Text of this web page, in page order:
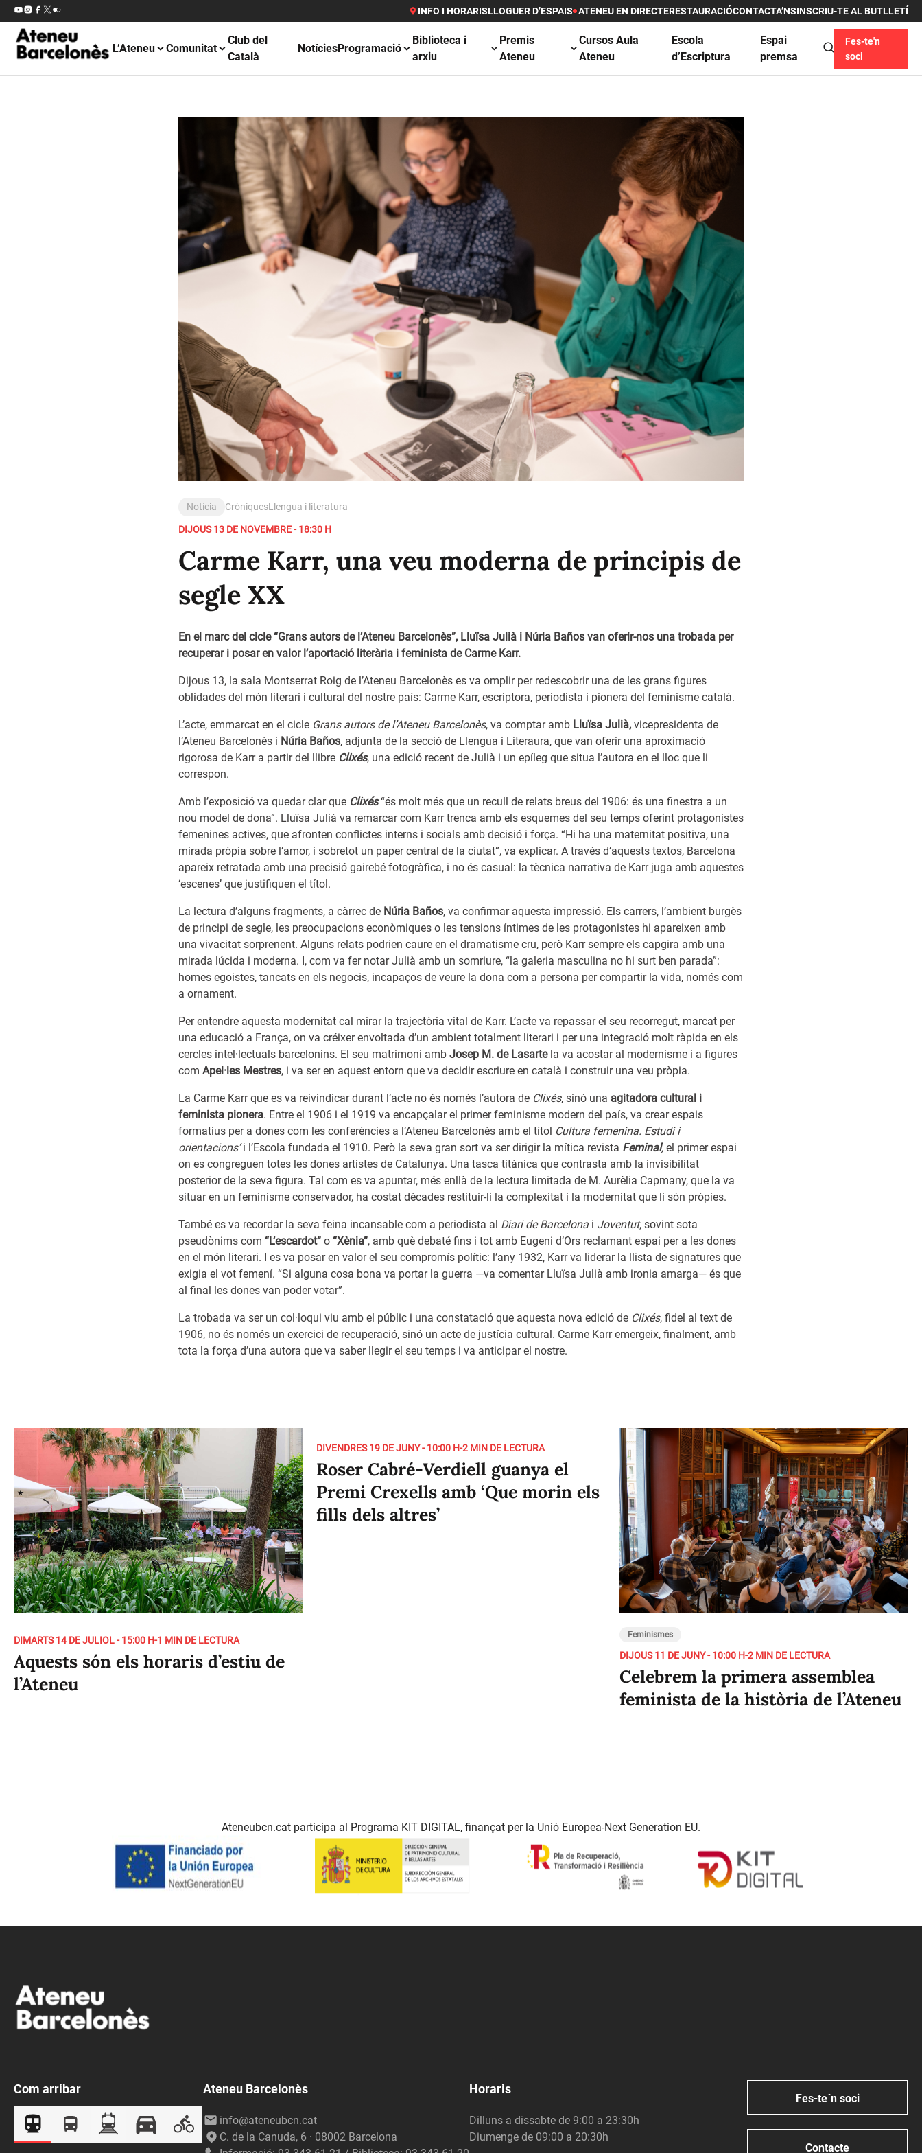
INFO I HORARISLLOGUER D’ESPAIS ATENEU EN DIRECTERESTAURACIÓCONTACTA’NSINSCRIU-TE AL BUTLLETÍ
L’Ateneu Comunitat
Club del
Català
NotíciesProgramació
Biblioteca i
arxiu
Premis
Ateneu
Cursos Aula
Ateneu
Escola
d’Escriptura
Espai
premsa
Fes-te'n
soci
Notícia CròniquesLlengua i literatura
DIJOUS 13 DE NOVEMBRE - 18:30 H
Carme Karr, una veu moderna de principis de
segle XX
En el marc del cicle “Grans autors de l’Ateneu Barcelonès”, Lluïsa Julià i Núria Baños van oferir-nos una trobada per
recuperar i posar en valor l’aportació literària i feminista de Carme Karr.
Dijous 13, la sala Montserrat Roig de l’Ateneu Barcelonès es va omplir per redescobrir una de les grans figures
oblidades del món literari i cultural del nostre país: Carme Karr, escriptora, periodista i pionera del feminisme català.
L’acte, emmarcat en el cicle Grans autors de l’Ateneu Barcelonès, va comptar amb Lluïsa Julià, vicepresidenta de
l’Ateneu Barcelonès i Núria Baños, adjunta de la secció de Llengua i Literaura, que van oferir una aproximació
rigorosa de Karr a partir del llibre Clixés, una edició recent de Julià i un epíleg que situa l’autora en el lloc que li
correspon.
Amb l’exposició va quedar clar que Clixés“és molt més que un recull de relats breus del 1906: és una finestra a un
nou model de dona”. Lluïsa Julià va remarcar com Karr trenca amb els esquemes del seu temps oferint protagonistes
femenines actives, que afronten conflictes interns i socials amb decisió i força. “Hi ha una maternitat positiva, una
mirada pròpia sobre l’amor, i sobretot un paper central de la ciutat”, va explicar. A través d’aquests textos, Barcelona
apareix retratada amb una precisió gairebé fotogràfica, i no és casual: la tècnica narrativa de Karr juga amb aquestes
‘escenes’ que justifiquen el títol.
La lectura d’alguns fragments, a càrrec de Núria Baños, va confirmar aquesta impressió. Els carrers, l’ambient burgès
de principi de segle, les preocupacions econòmiques o les tensions íntimes de les protagonistes hi apareixen amb
una vivacitat sorprenent. Alguns relats podrien caure en el dramatisme cru, però Karr sempre els capgira amb una
mirada lúcida i moderna. I, com va fer notar Julià amb un somriure, “la galeria masculina no hi surt ben parada”:
homes egoistes, tancats en els negocis, incapaços de veure la dona com a persona per compartir la vida, només com
a ornament.
Per entendre aquesta modernitat cal mirar la trajectòria vital de Karr. L’acte va repassar el seu recorregut, marcat per
una educació a França, on va créixer envoltada d’un ambient totalment literari i per una integració molt ràpida en els
cercles intel·lectuals barcelonins. El seu matrimoni amb Josep M. de Lasartela va acostar al modernisme i a figures
com Apel·les Mestres, i va ser en aquest entorn que va decidir escriure en català i construir una veu pròpia.
La Carme Karr que es va reivindicar durant l’acte no és només l’autora de Clixés, sinó una agitadora cultural i
feminista pionera. Entre el 1906 i el 1919 va encapçalar el primer feminisme modern del país, va crear espais
formatius per a dones com les conferències a l’Ateneu Barcelonès amb el títol Cultura femenina. Estudi i
orientacions’i l’Escola fundada el 1910. Però la seva gran sort va ser dirigir la mítica revista Feminal, el primer espai
on es congreguen totes les dones artistes de Catalunya. Una tasca titànica que contrasta amb la invisibilitat
posterior de la seva figura. Tal com es va apuntar, més enllà de la lectura limitada de M. Aurèlia Capmany, que la va
situar en un feminisme conservador, ha costat dècades restituir-li la complexitat i la modernitat que li són pròpies.
També es va recordar la seva feina incansable com a periodista al Diari de Barcelona i Joventut, sovint sota
pseudònims com “L’escardot” o “Xènia”, amb què debaté fins i tot amb Eugeni d’Ors reclamant espai per a les dones
en el món literari. I es va posar en valor el seu compromís polític: l’any 1932, Karr va liderar la llista de signatures que
exigia el vot femení. “Si alguna cosa bona va portar la guerra —va comentar Lluïsa Julià amb ironia amarga— és que
al final les dones van poder votar”.
La trobada va ser un col·loqui viu amb el públic i una constatació que aquesta nova edició de Clixés, fidel al text de
1906, no és només un exercici de recuperació, sinó un acte de justícia cultural. Carme Karr emergeix, finalment, amb
tota la força d’una autora que va saber llegir el seu temps i va anticipar el nostre.
DIMARTS 14 DE JULIOL - 15:00 H-1 MIN DE LECTURA
Aquests són els horaris d’estiu de
l’Ateneu
DIVENDRES 19 DE JUNY - 10:00 H-2 MIN DE LECTURA
Roser Cabré-Verdiell guanya el
Premi Crexells amb ‘Que morin els
fills dels altres’
Feminismes
DIJOUS 11 DE JUNY - 10:00 H-2 MIN DE LECTURA
Celebrem la primera assemblea
feminista de la història de l’Ateneu
Ateneubcn.cat participa al Programa KIT DIGITAL, finançat per la Unió Europea-Next Generation EU.
Com arribar Ateneu Barcelonès
info@ateneubcn.cat
C. de la Canuda, 6 · 08002 Barcelona
Horaris
Dilluns a dissabte de 9:00 a 23:30h
Diumenge de 09:00 a 20:30h
Fes-te´n soci
Contacte